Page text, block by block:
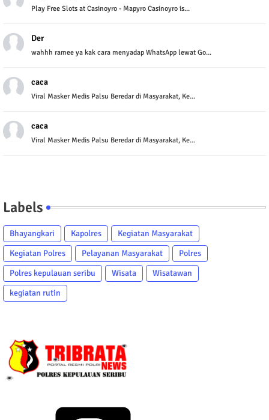
Play Free Slots at Casinoyro - Mapyro Casinoyro is...
Der
wahhh ramee ya kak cara menyadap WhatsApp lewat Go...
caca
Viral Masker Medis Palsu Beredar di Masyarakat, Ke...
caca
Viral Masker Medis Palsu Beredar di Masyarakat, Ke...
Labels
Bhayangkari Kapolres
Kegiatan Masyarakat
Kegiatan Polres
Pelayanan Masyarakat
Polres
Polres kepulauan seribu
Wisata
Wisatawan
kegiatan rutin